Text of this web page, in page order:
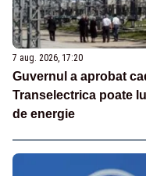
7 aug. 2026, 17:20
Guvernul a aprobat
Transelectrica poate
de energie